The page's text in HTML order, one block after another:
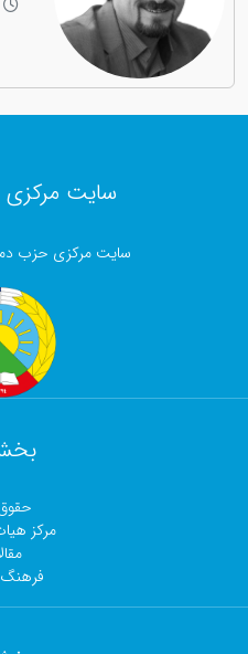
سایت
سایت مرکزی حزب
مرکز